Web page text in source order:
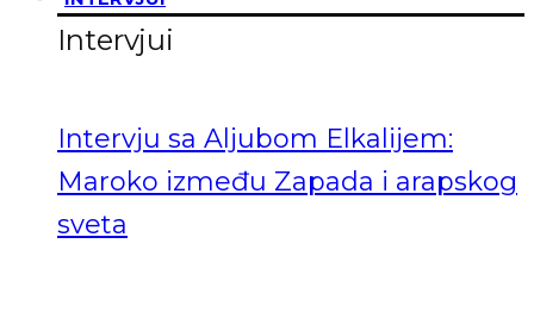
Intervjui
Intervju sa Aljubom Elkalijem:
Maroko između Zapada i arapskog
sveta